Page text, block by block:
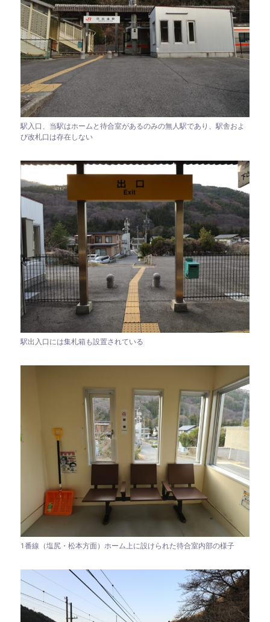
駅入口、当駅はホームと待合室があるのみの無人駅であり、駅舎およ
び改札口は存在しない
駅出入口には集札箱も設置されている
1番線（塩尻・松本方面）ホーム上に設けられた待合室内部の様子